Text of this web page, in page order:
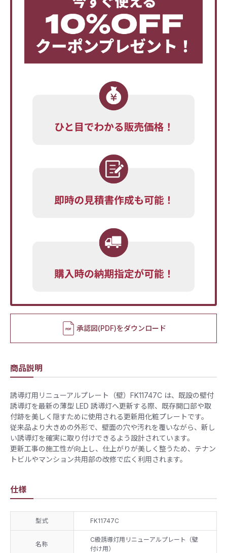
承認図(PDF)をダウンロード
商品説明
誘導灯用リニューアルプレート（壁）FK11747C は、既設の壁付
誘導灯を最新の薄型 LED 誘導灯へ更新する際、既存開口部や取
付跡を美しく隠すために使用される更新用化粧プレートです。
従来品より大きめの外形で、壁面の穴や汚れを覆いながら、新し
い誘導灯を確実に取り付けできるよう設計されています。
更新工事の施工性が向上し、仕上がりが美しく整うため、テナン
トビルやマンション共用部の改修で広く利用されます。
仕様
型式 FK11747C
名称
C級誘導灯用リニューアルプレート（壁
付け用）